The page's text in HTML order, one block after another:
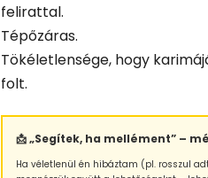
felirattal.
Tépőzáras.
Tökéletlensége, hogy
folt.
📩 „Segítek, ha mellément” –
Ha véletlenül én hibáztam (pl. rosszul